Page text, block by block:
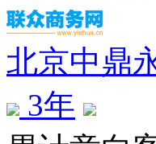
北京中鼎
3年